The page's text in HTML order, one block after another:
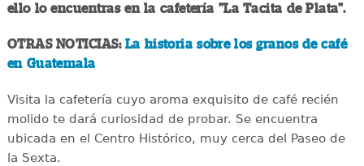
ello lo encuentras en la cafetería "La Tacita de Plata".
OTRAS NOTICIAS:La historia sobre los granos de café
en Guatemala
Visita la cafetería cuyo aroma exquisito de café recién
molido te dará curiosidad de probar. Se encuentra
ubicada en el Centro Histórico, muy cerca del Paseo de
la Sexta.